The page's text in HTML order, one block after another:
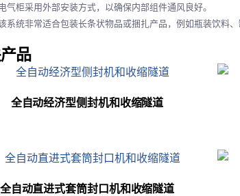
气柜采用外部安装方式，以确保内部组件通风良好。
系统非常适合包装长条状物品或捆扎产品，例如瓶装饮料
品
全自动经济型侧封机和收缩隧道
全自动直进式套筒封口机和收缩隧道